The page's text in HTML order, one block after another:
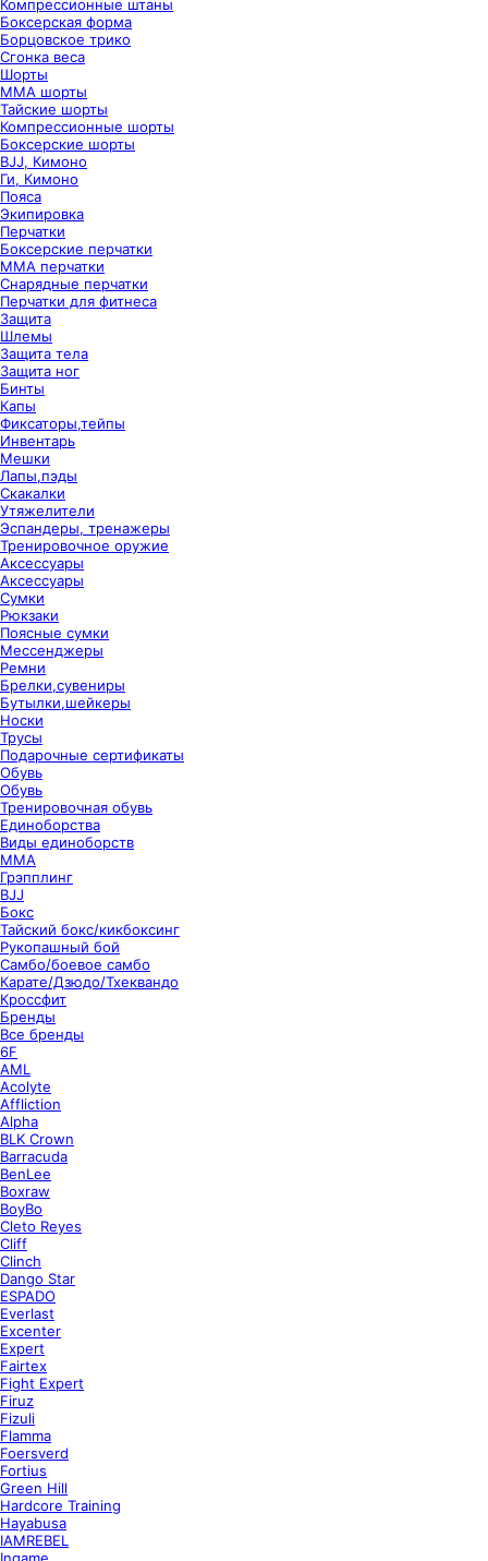
Компрессионные штаны
Боксерская форма
Борцовское трико
Сгонка веса
Шорты
ММА шорты
Тайские шорты
Компрессионные шорты
Боксерские шорты
BJJ, Кимоно
Ги, Кимоно
Пояса
Экипировка
Перчатки
Боксерские перчатки
ММА перчатки
Снарядные перчатки
Перчатки для фитнеса
Защита
Шлемы
Защита тела
Защита ног
Бинты
Капы
Фиксаторы,тейпы
Инвентарь
Мешки
Лапы,пэды
Скакалки
Утяжелители
Эспандеры, тренажеры
Тренировочное оружие
Аксессуары
Аксессуары
Сумки
Рюкзаки
Поясные сумки
Мессенджеры
Ремни
Брелки,сувениры
Бутылки,шейкеры
Носки
Трусы
Подарочные сертификаты
Обувь
Обувь
Тренировочная обувь
Единоборства
Виды единоборств
ММА
Грэпплинг
BJJ
Бокс
Тайский бокс/кикбоксинг
Рукопашный бой
Самбо/боевое самбо
Карате/Дзюдо/Тхеквандо
Кроссфит
Бренды
Все бренды
6F
AML
Acolyte
Affliction
Alpha
BLK Crown
Barracuda
BenLee
Boxraw
BoyBo
Cleto Reyes
Cliff
Clinch
Dango Star
ESPADO
Everlast
Excenter
Expert
Fairtex
Fight Expert
Firuz
Fizuli
Flamma
Foersverd
Fortius
Green Hill
Hardcore Training
Hayabusa
IAMREBEL